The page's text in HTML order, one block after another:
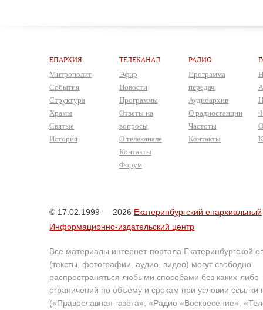
ЕПАРХИЯ
Митрополит
События
Структура
Храмы
Святые
История
ТЕЛЕКАНАЛ
Эфир
Новости
Программы
Ответы на
вопросы
О телеканале
Контакты
Форум
РАДИО
Программа
передач
Аудиоархив
О радиостанции
Частоты
Контакты
© 17.02.1999 — 2026 Екатеринбургский епархиальный
Информационно-издательский центр
Все материалы интернет-портала Екатеринбургской
(тексты, фотографии, аудио, видео) могут свободно
распространяться любыми способами без каких-либо
ограничений по объёму и срокам при условии ссылки
(«Православная газета», «Радио «Воскресение»,